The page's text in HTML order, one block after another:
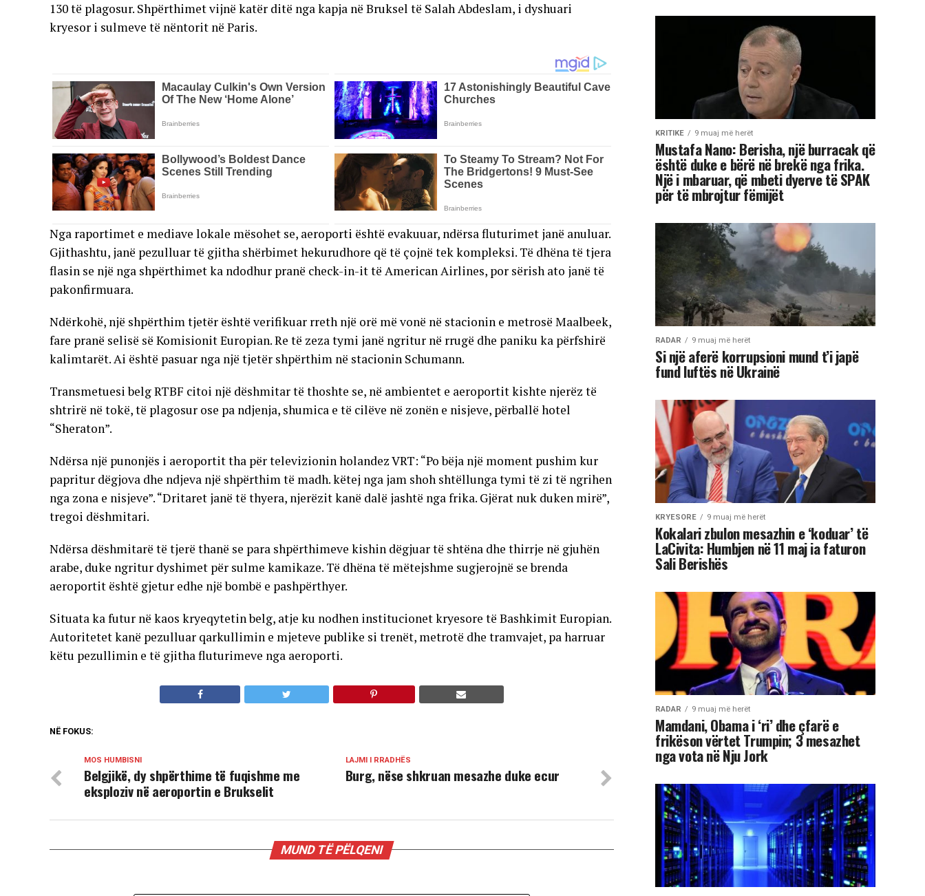
130 të plagosur. Shpërthimet vijnë katër ditë nga kapja në Bruksel të Salah Abdeslam, i dyshuari
kryesor i sulmeve të nëntorit në Paris.
Nga raportimet e mediave lokale mësohet se, aeroporti është evakuuar, ndërsa fluturimet janë anuluar.
Gjithashtu, janë pezulluar të gjitha shërbimet hekurudhore që të çojnë tek kompleksi. Të dhëna të tjera
flasin se një nga shpërthimet ka ndodhur pranë check-in-it të American Airlines, por sërish ato janë të
pakonfirmuara.
Ndërkohë, një shpërthim tjetër është verifikuar rreth një orë më vonë në stacionin e metrosë Maalbeek,
fare pranë selisë së Komisionit Europian. Re të zeza tymi janë ngritur në rrugë dhe paniku ka përfshirë
kalimtarët. Ai është pasuar nga një tjetër shpërthim në stacionin Schumann.
Transmetuesi belg RTBF citoi një dëshmitar të thoshte se, në ambientet e aeroportit kishte njerëz të
shtrirë në tokë, të plagosur ose pa ndjenja, shumica e të cilëve në zonën e nisjeve, përballë hotel
“Sheraton”.
Ndërsa një punonjës i aeroportit tha për televizionin holandez VRT: “Po bëja një moment pushim kur
papritur dëgjova dhe ndjeva një shpërthim të madh. këtej nga jam shoh shtëllunga tymi të zi të ngrihen
nga zona e nisjeve”. “Dritaret janë të thyera, njerëzit kanë dalë jashtë nga frika. Gjërat nuk duken mirë”,
tregoi dëshmitari.
Ndërsa dëshmitarë të tjerë thanë se para shpërthimeve kishin dëgjuar të shtëna dhe thirrje në gjuhën
arabe, duke ngritur dyshimet për sulme kamikaze. Të dhëna të mëtejshme sugjerojnë se brenda
aeroportit është gjetur edhe një bombë e pashpërthyer.
Situata ka futur në kaos kryeqytetin belg, atje ku nodhen institucionet kryesore të Bashkimit Europian.
Autoritetet kanë pezulluar qarkullimin e mjeteve publike si trenët, metrotë dhe tramvajet, pa harruar
këtu pezullimin e të gjitha fluturimeve nga aeroporti.
NË FOKUS:
LAJMI I RRADHËS
Burg, nëse shkruan mesazhe duke ecur
MOS HUMBISNI
Belgjikë, dy shpërthime të fuqishme me
eksploziv në aeroportin e Brukselit
MUND TË PËLQENI
KRITIKE 9 muaj më herët
Mustafa Nano: Berisha, një burracak që
është duke e bërë në brekë nga frika.
Një i mbaruar, që mbeti dyerve të SPAK
për të mbrojtur fëmijët
RADAR 9 muaj më herët
Si një aferë korrupsioni mund t’i japë
fund luftës në Ukrainë
KRYESORE 9 muaj më herët
Kokalari zbulon mesazhin e ‘koduar’ të
LaCivita: Humbjen në 11 maj ia faturon
Sali Berishës
RADAR 9 muaj më herët
Mamdani, Obama i ‘ri’ dhe çfarë e
frikëson vërtet Trumpin; 3 mesazhet
nga vota në Nju Jork